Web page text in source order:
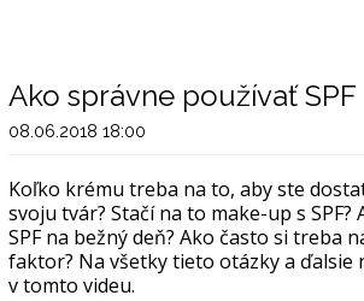
Ako správne používať SPF
08.06.2018 18:00
Koľko krému treba na to, aby ste
svoju tvár? Stačí na to make-up s SPF?
SPF na bežný deň? Ako často si treba
faktor? Na všetky tieto otázky a ďalsie
v tomto videu.